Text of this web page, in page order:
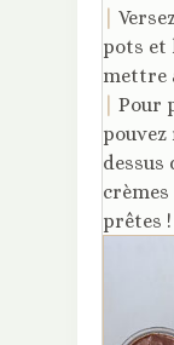
pots et
mettre
Pour
dessus
prêtes !